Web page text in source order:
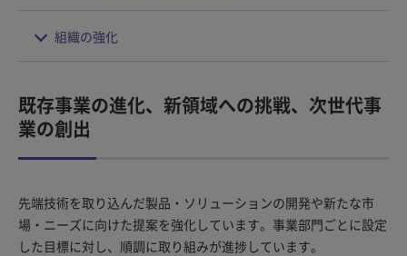
組織の強化
既存事業の進化、新領域への挑戦、次世代事
業の創出
先端技術を取り込んだ製品・ソリューションの開発や新たな市
場・ニーズに向けた提案を強化しています。事業部門ごとに設定
した目標に対し、順調に取り組みが進捗しています。